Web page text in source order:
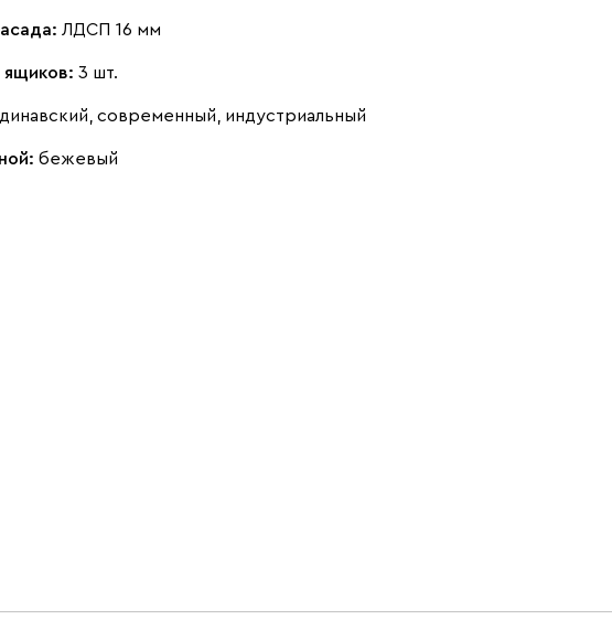
ЛДСП 16 мм
ящиков: 3 шт.
современный, индустриальный
бежевый